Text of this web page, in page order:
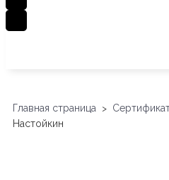
Главная страница >
Настойкин